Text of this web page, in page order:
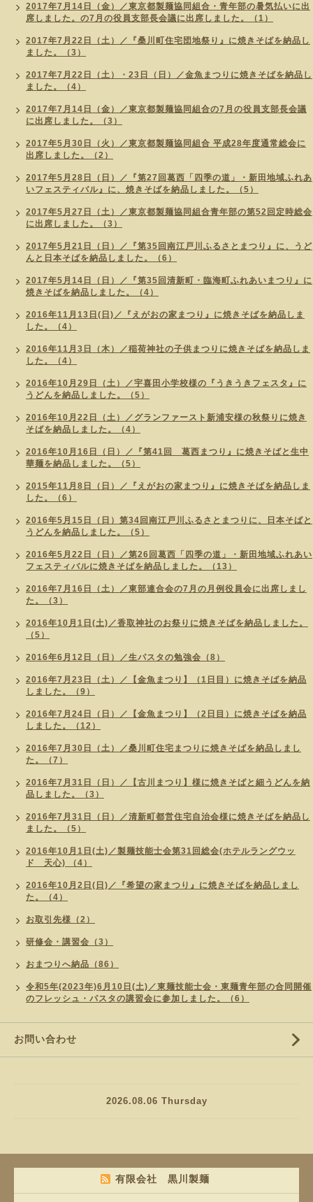
2017年7月14日（金）／東京都製麺協同組合・青年部の暑気払いに出
席しました。の7月の役員支部長会議に出席しました。（1）
2017年7月22日（土）／『桑川町住宅団地祭り』に焼きそばを納品し
ました。（3）
2017年7月22日（土）・23日（日）／金魚まつりに焼きそばを納品し
ました。（4）
2017年7月14日（金）／東京都製麺協同組合の7月の役員支部長会議
に出席しました。（3）
2017年5月30日（火）／東京都製麺協同組合 平成28年度通常総会に
出席しました。（2）
2017年5月28日（日）／『第27回葛西「四季の道」・新田地域ふれあ
いフェスティバル』に、焼きそばを納品しました。（5）
2017年5月27日（土）／東京都製麺協同組合青年部の第52回定時総会
に出席しました。（3）
2017年5月21日（日）／『第35回南江戸川ふるさとまつり』に、うど
んと日本そばを納品しました。（6）
2017年5月14日（日）／『第35回清新町・臨海町ふれあいまつり』に
焼きそばを納品しました。（4）
2016年11月13日(日)／『えがおの家まつり』に焼きそばを納品しま
した。（4）
2016年11月3日（木）／稲荷神社の子供まつりに焼きそばを納品しま
した。（4）
2016年10月29日（土）／宇喜田小学校様の『うきうきフェスタ』に
うどんを納品しました。（5）
2016年10月22日（土）／グランファースト新浦安様の秋祭りに焼き
そばを納品しました。（4）
2016年10月16日（日）／『第41回 葛西まつり』に焼きそばと生中
華麺を納品しました。（5）
2015年11月8日（日）／『えがおの家まつり』に焼きそばを納品しま
した。（6）
2016年5月15日（日）第34回南江戸川ふるさとまつりに、日本そばと
うどんを納品しました。（5）
2016年5月22日（日）／第26回葛西「四季の道」・新田地域ふれあい
フェスティバルに焼きそばを納品しました。（13）
2016年7月16日（土）／東部連合会の7月の月例役員会に出席しまし
た。（3）
2016年10月1日(土)／香取神社のお祭りに焼きそばを納品しました。
（5）
2016年6月12日（日）／生パスタの勉強会（8）
2016年7月23日（土）／【金魚まつり】（1日目）に焼きそばを納品
しました。（9）
2016年7月24日（日）／【金魚まつり】（2日目）に焼きそばを納品
しました。（12）
2016年7月30日（土）／桑川町住宅まつりに焼きそばを納品しまし
た。（7）
2016年7月31日（日）／【古川まつり】様に焼きそばと細うどんを納
品しました。（3）
2016年7月31日（日）／清新町都営住宅自治会様に焼きそばを納品し
ました。（5）
2016年10月1日(土)／製麺技能士会第31回総会(ホテルラングウッ
ド 天心) （4）
2016年10月2日(日)／『希望の家まつり』に焼きそばを納品しまし
た。（4）
お取引先様（2）
研修会・講習会（3）
おまつりへ納品（86）
令和5年(2023年)6月10日(土)／東麺技能士会・東麺青年部の合同開催
のフレッシュ・パスタの講習会に参加しました。（6）
お問い合わせ
2026.08.06 Thursday
有限会社 黒川製麺